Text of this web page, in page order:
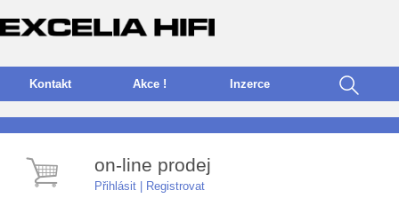
Kontakt Akce ! nzerce
on-line prodej
Přihlásit Registrovat